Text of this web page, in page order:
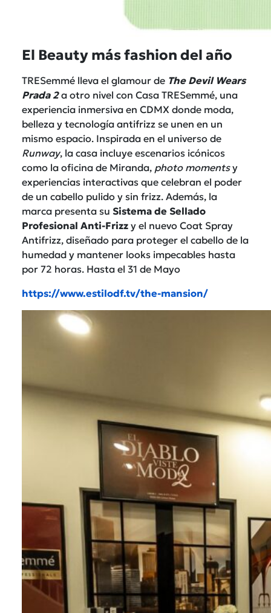
El Beauty más fashion del año
TRESemmé lleva el glamour de The Devil Wears
Prada 2 a otro nivel con Casa TRESemmé, una
experiencia inmersiva en CDMX donde moda,
belleza y tecnología antifrizz se unen en un
mismo espacio. Inspirada en el universo de
Runway, la casa incluye escenarios icónicos
como la oficina de Miranda, photo momentsy
experiencias interactivas que celebran el poder
de un cabello pulido y sin frizz. Además, la
marca presenta su Sistema de Sellado
Profesional Anti-Frizz y el nuevo Coat Spray
Antifrizz, diseñado para proteger el cabello de la
humedad y mantener looks impecables hasta
por 72 horas. Hasta el 31 de Mayo
https://www.estilodf.tv/the-mansion/